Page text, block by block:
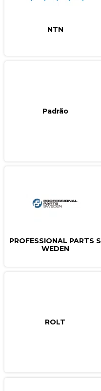
NTN
Padrão
PROFESSIONAL PARTS S
WEDEN
ROLT